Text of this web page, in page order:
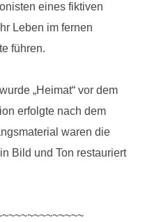
eines fiktiven
Leben im fernen
führen.
„Heimat“ vor dem
erfolgte nach dem
waren die
Bild und Ton restauriert